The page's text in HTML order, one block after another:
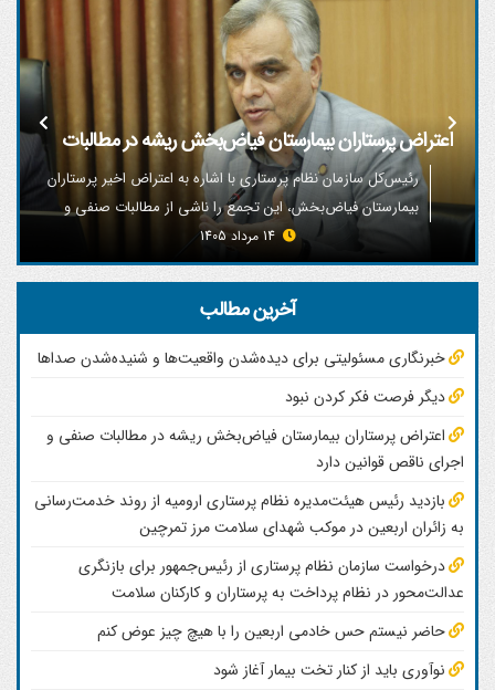
اعتراض پرستاران بیمارستان فیاض‌بخش ریشه در مطالبات
صنفی و اجرای ناقص قوانین دارد
رئیس‌کل سازمان نظام پرستاری با اشاره به اعتراض اخیر پرستاران
بیمارستان فیاض‌بخش، این تجمع را ناشی از مطالبات صنفی و
معیشتی پرستاران دانست و گفت: بر اساس اعلام مسئولان
هیچ‌گونه بازداشت یا برخورد قضایی و امنیتی با پرستاران صورت
14 مرداد 1405
آخرین مطالب
خبرنگاری مسئولیتی برای دیده‌شدن واقعیت‌ها و شنیده‌شدن صداها
دیگر فرصت فکر کردن نبود
اعتراض پرستاران بیمارستان فیاض‌بخش ریشه در مطالبات صنفی و
اجرای ناقص قوانین دارد
بازدید رئیس هیئت‌مدیره نظام پرستاری ارومیه از روند خدمت‌رسانی
به زائران اربعین در موکب شهدای سلامت مرز تمرچین
درخواست سازمان نظام پرستاری از رئیس‌جمهور برای بازنگری
عدالت‌محور در نظام پرداخت به پرستاران و کارکنان سلامت
حاضر نیستم حس خادمی اربعین را با هیچ چیز عوض کنم
نوآوری باید از کنار تخت بیمار آغاز شود